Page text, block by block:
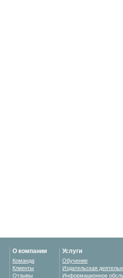
О компании
Команда
Клиенты
Отзывы
Услуги
Обучение
Издательская
Информационное